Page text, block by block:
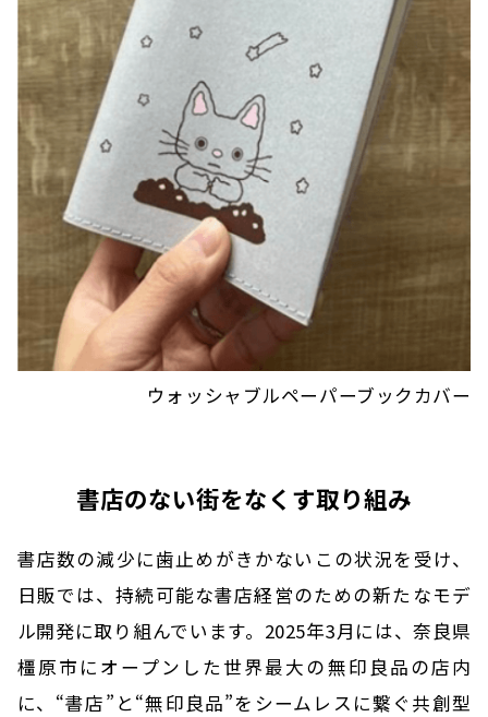
ウォッシャブルペーパーブックカバー
書店のない街をなくす取り組み
書店数の減少に歯止めがきかないこの状況を受け、
日販では、持続可能な書店経営のための新たなモデ
ル開発に取り組んでいます。2025年3月には、奈良県
橿原市にオープンした世界最大の無印良品の店内
に、“書店”と“無印良品”をシームレスに繋ぐ共創型